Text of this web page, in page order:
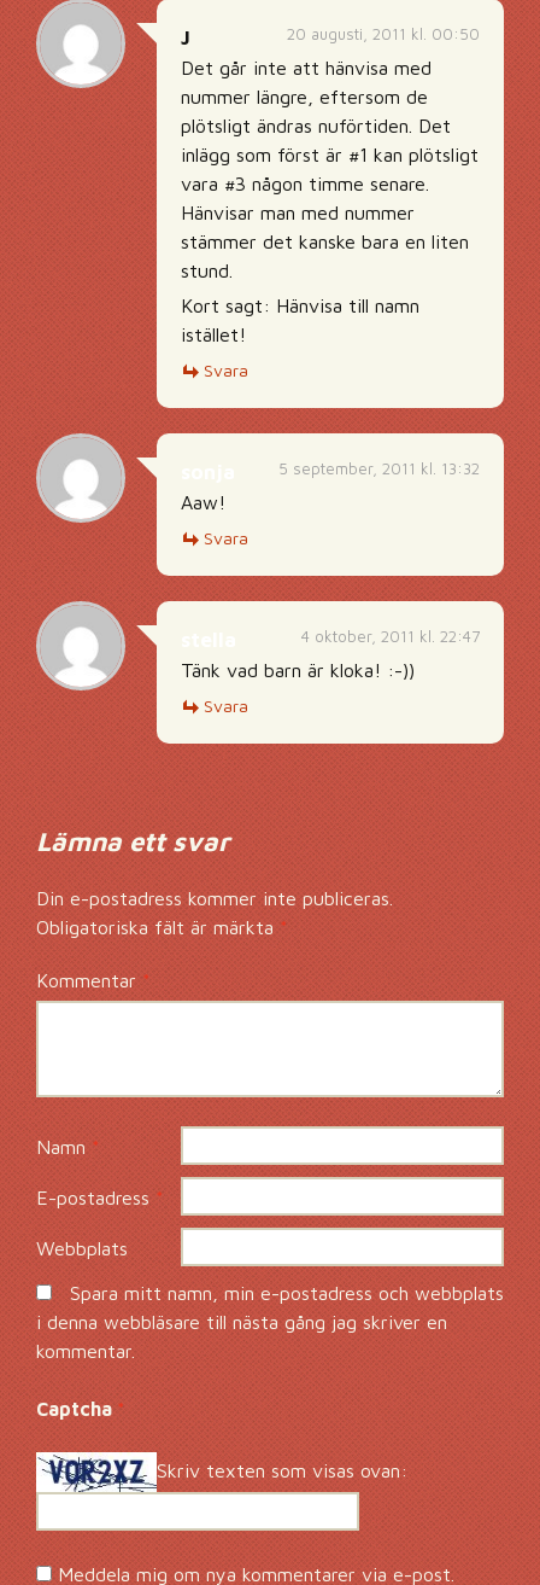
20 augusti, 2011 kl. 00:50
J
Det går inte att hänvisa med
nummer längre, eftersom de
plötsligt ändras nuförtiden. Det
inlägg som först är #1 kan plötsligt
vara #3 någon timme senare.
Hänvisar man med nummer
stämmer det kanske bara en liten
stund.
Kort sagt: Hänvisa till namn
istället!
Svara
5 september, 2011 kl. 13:32
Aaw!
Svara
4 oktober, 2011 kl. 22:47
Tänk vad barn är kloka! :-))
Svara
Lämna ett svar
Din e-postadress kommer inte publiceras.
Obligatoriska fält är märkta*
Kommentar*
Namn *
E-postadress*
Webbplats
Spara mitt namn, min e-postadress och webbplats
i denna webbläsare till nästa gång jag skriver en
kommentar.
Captcha*
Skriv texten som visas ovan:
Meddela mig om nya kommentarer via e-post.